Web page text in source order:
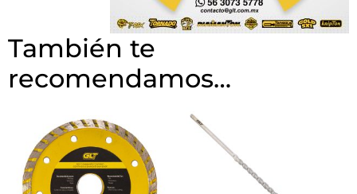
También te
recomendamos…